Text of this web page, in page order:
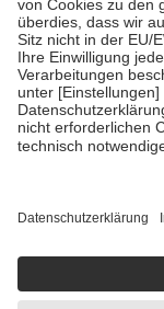
• Kindern und
mit Ausnahme der
• Untersuchungen
GKV getragen
• empfohlenen
• Harn- und
getroffen, um
https://
Einige Bilder und